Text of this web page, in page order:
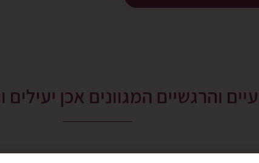
והרגשיים המגוונים אכן